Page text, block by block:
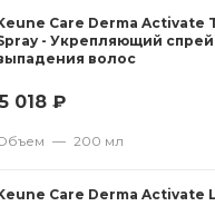
Care Derma Activate
- Укрепляющий
волос
5 018 ₽
— 200 мл
Care Derma Activate